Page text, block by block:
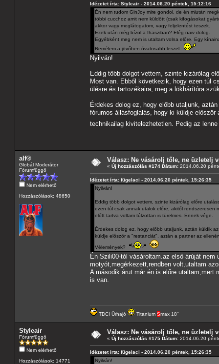
Idézetet írta: Styleair - 2014.06.20 péntek, 15:12:16
Én nem tudom GinJoy mire gondol, de én miután
többi cucchoz amit nem küldött (csak kifogásokat
akkor vagy meglátogatom, vagy feljelentést teszek.
Ezek után még bízol a fhasziban? Elég naiv dolog.
Egyébként meg nem is utaltam volna előre. Egy
Remélem a jövőben óvatosabb leszel.
Nyilván!
Eddig több dolgot vettem, szinte kizárólag
Most van. Ebből következik, hogy ezen túl
ülésre és tartozékaira, meg a lökhárítóra
Érdekes dolog ez, hogy előbb utaljunk,
fórumos állásfoglalás, hogy ki küldje
technikailag kivitelezhetetlen. Pedig az
alf®
Globál Moderátor
Fórumfüggő
Nem elérhető
Hozzászólások: 48650
Válasz: Ne vásárolj tőle, ne üzletelj
« Új hozzászólás #174 Dátum: 2014.06.20
Idézetet írta: fügelaci - 2014.06.20 péntek, 15:26:35
Nyilván!
Eddig több dolgot vettem, szinte kizárólag előre
ezen túl csak annak utalok előre, akitől rendszeresen
előtt tartva voltam túlzottan is türelmes. Ennek vége.
Érdekes dolog ez, hogy előbb utaljunk, aztán küldik
küldje először a "restanciát", aztán a partner az
Vélemények?
Én Szili00-tól vásároltam.az első árúját
motyót,megérkezett,rendben volt,utaltam
A második árut már én is előre utaltam,mert
is van.
TDCI Űrhajó Titanium Smax 18"
Styleair
Fórumfüggő
Nem elérhető
Hozzászólások: 14771
Válasz: Ne vásárolj tőle, ne üzletelj
« Új hozzászólás #175 Dátum: 2014.06.20
Idézetet írta: fügelaci - 2014.06.20 péntek, 15:26:35
Nyilván!